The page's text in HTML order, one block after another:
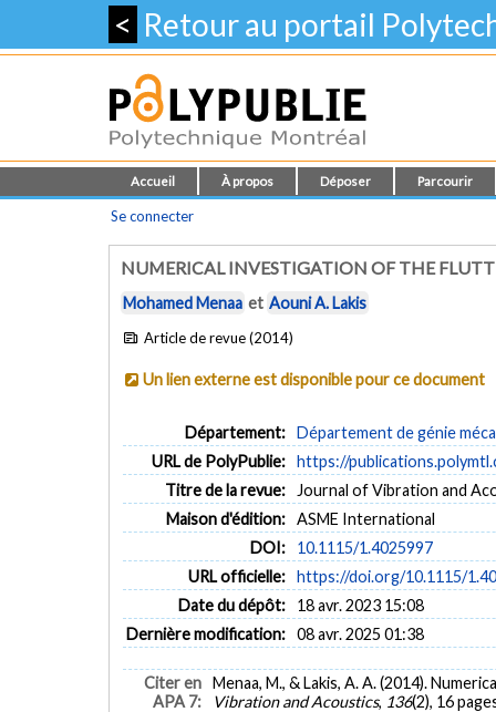
< Retour au portail
Accueil À propos Déposer Parcourir
Se connecter
NUMERICAL INVESTIGATION OF THE
Mohamed Menaa et Aouni A. Lakis
Article de revue (2014)
Un lien externe est disponible pour ce document
Département: Département de génie
URL de PolyPublie: https://
Titre de la revue:
Journal of Vibration and
Maison d'édition: ASME International
DOI:
10.1115/1.4025997
URL officielle: https://doi.org/10.1115/
Date du dépôt:
18 avr. 2023 15:08
Dernière modification: 08 avr. 2025 01:38
Citer en
APA 7:
Menaa, M., & Lakis, A. A. (2014).
Vibration and Acoustics, 136(2), 16